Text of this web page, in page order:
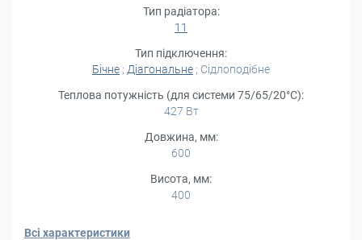
Тип радіатора:
11
Тип підключення:
Бічне ; Діагональне ; Сідлоподібне
Теплова потужність (для системи 75/65/20°С):
427 Вт
Довжина, мм:
600
Висота, мм:
400
Всі характеристики